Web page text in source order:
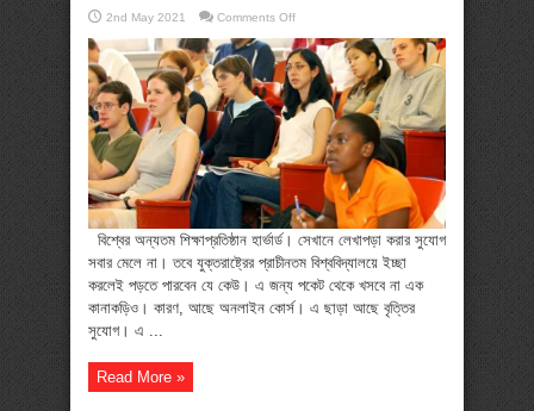
2nd May 2021 Comments Offon
বিনা
মূল্যে
এমবিএ
পড়ার
সুযোগ
বাংলাদেশিদের
বিশ্বের অন্যতম শিক্ষাপ্রতিষ্ঠান হার্ভার্ড। সেখানে লেখাপড়া করার সুযোগ
সবার মেলে না। তবে যুক্তরাষ্ট্রের প্রাচীনতম বিশ্ববিদ্যালয়ে ইচ্ছা
করলেই পড়তে পারবেন যে কেউ। এ জন্য পকেট থেকে খসবে না এক
কানাকড়িও। কারণ, আছে অনলাইন কোর্স। এ ছাড়া আছে বৃত্তির
সুযোগ। এ ...
Read More »